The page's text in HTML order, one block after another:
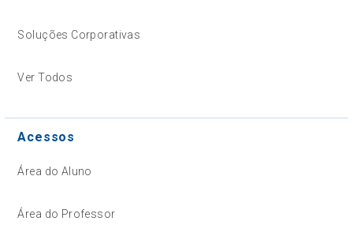
Soluções Corporativas
Ver Todos
Acessos
Área do Aluno
Área do Professor